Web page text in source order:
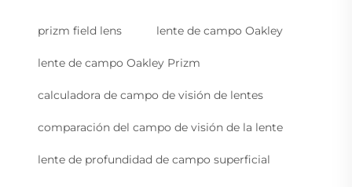
prizm field lens lente de campo Oakley
lente de campo Oakley Prizm
calculadora de campo de visión de lentes
comparación del campo de visión de la lente
lente de profundidad de campo superficial